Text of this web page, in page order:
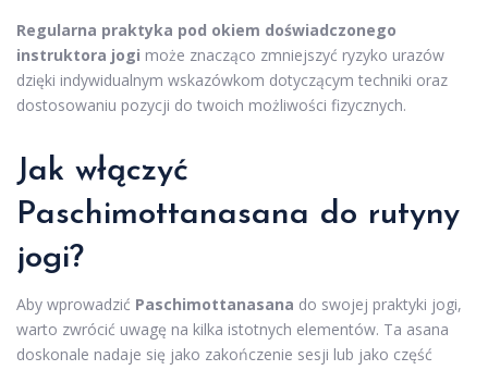
Regularna praktyka pod okiem doświadczonego
instruktora jogi może znacząco zmniejszyć ryzyko urazów
dzięki indywidualnym wskazówkom dotyczącym techniki oraz
dostosowaniu pozycji do twoich możliwości fizycznych.
Jak włączyć
Paschimottanasana do rutyny
jogi?
Aby wprowadzić Paschimottanasana do swojej praktyki jogi,
warto zwrócić uwagę na kilka istotnych elementów. Ta asana
doskonale nadaje się jako zakończenie sesji lub jako część